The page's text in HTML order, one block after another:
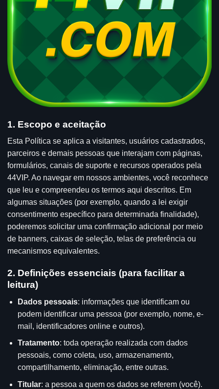
1. Escopo e aceitação
Esta Política se aplica a visitantes, usuários cadastrados,
parceiros e demais pessoas que interajam com páginas,
formulários, canais de suporte e recursos operados pela
44VIP. Ao navegar em nossos ambientes, você reconhece
que leu e compreendeu os termos aqui descritos. Em
algumas situações (por exemplo, quando a lei exigir
consentimento específico para determinada finalidade),
poderemos solicitar uma confirmação adicional por meio
de banners, caixas de seleção, telas de preferência ou
mecanismos equivalentes.
2. Definições essenciais (para facilitar a
leitura)
Dados pessoais: informações que identificam ou
podem identificar uma pessoa (por exemplo, nome, e-
mail, identificadores online e outros).
Tratamento: toda operação realizada com dados
pessoais, como coleta, uso, armazenamento,
compartilhamento, eliminação, entre outras.
Titular: a pessoa a quem os dados se referem (você).